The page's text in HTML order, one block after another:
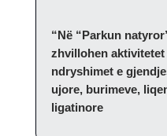
“Në “Parkun
zhvillohen aktivitetet
ndryshimet e
ujore, burimeve,
ligatinore